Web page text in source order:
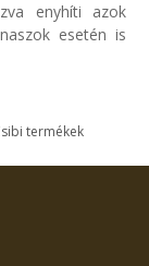
enyhíti azok
esetén is
termékek